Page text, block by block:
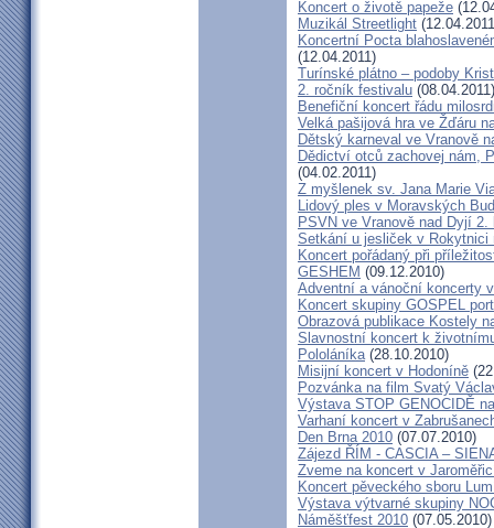
Koncert o životě papeže
Muzikál Streetlight
Koncertní Pocta
(12.04.2011)
Turínské plátno – podoby
2. ročník festivalu (08.04.2011)
Benefiční koncert řádu
Velká pašijová hra ve Žďáru
Dětský karneval ve Vranově
Dědictví otců zachovej nám,
(04.02.2011)
Z myšlenek sv. Jana Marie
Lidový ples v Moravských
PSVN ve Vranově nad Dyjí 2.
Setkání u jesliček v Rokytnici
Koncert pořádaný při
GESHEM (09.12.2010)
Adventní a vánoční koncerty
Koncert skupiny GOSPEL port
Obrazová publikace Kostely
Slavnostní koncert k
Pololáníka(28.10.2010)
Misijní koncert v Hodoníně
Pozvánka na film Svatý
Výstava STOP GENOCIDĚ
Varhaní koncert v
Den Brna 2010 (07.07.2010)
Zájezd ŘÍM - CASCIA –
Zveme na koncert v
Koncert pěveckého sboru
Výstava výtvarné skupiny
Náměšťfest 2010 (07.05.2010)